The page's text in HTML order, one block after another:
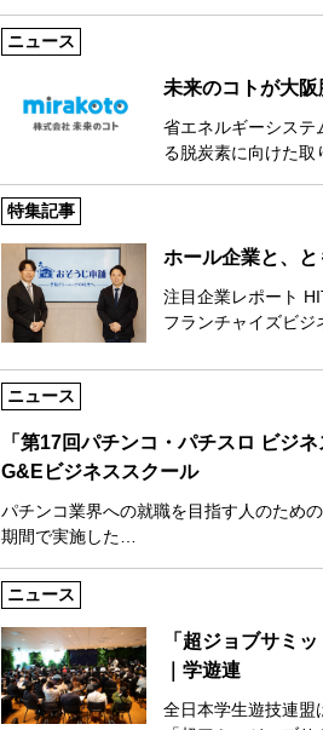
ニュース
未来のコトが大
省エネルギーシステ
る脱炭素に向けた
特集記事
ホール企業と、
注目企業レポート
フランチャイズビ
ニュース
「第17回パチンコ・パチスロ ビジ
G&Eビジネススクール
パチンコ業界への就職を目指す人のため
期間で実施した…
ニュース
「超ジョブサミ
｜学遊連
全日本学生遊技連盟